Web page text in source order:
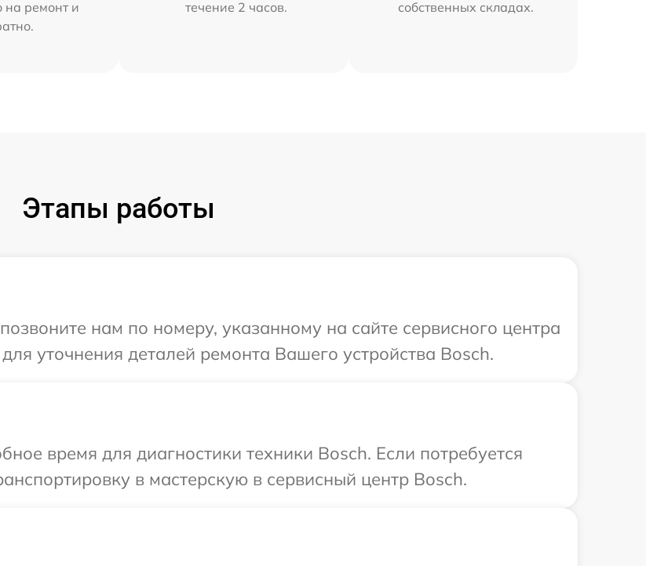
на ремонт и
течение 2 часов.
собственных складах.
Этапы работы
нам по номеру, указанному на сайте сервисного центра
уточнения деталей ремонта Вашего устройства Bosch.
время для диагностики техники Bosch. Если потребуется
в мастерскую в сервисный центр Bosch.